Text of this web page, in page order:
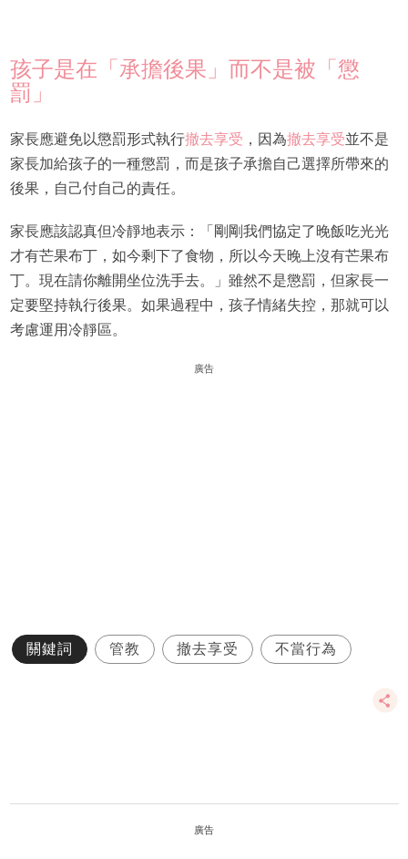
孩子是在「承擔後果」而不是被「懲
罰」
家長應避免以懲罰形式執行撤去享受 ，因為撤去享受並不是
家長加給孩子的一種懲罰，而是孩子承擔自己選擇所帶來的
後果，自己付自己的責任。
家長應該認真但冷靜地表示：「剛剛我們協定了晚飯吃光光
才有芒果布丁，如今剩下了食物，所以今天晚上沒有芒果布
丁。現在請你離開坐位洗手去。」雖然不是懲罰，但家長一
定要堅持執行後果。如果過程中，孩子情緒失控，那就可以
考慮運用冷靜區。
廣告
關鍵詞 管教 撤去享受 不當行為
廣告